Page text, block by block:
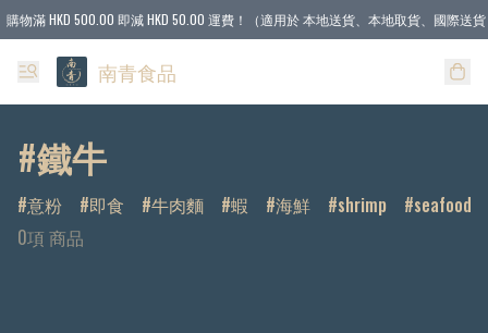
購物滿 HKD 500.00 即減 HKD 50.00 運費！（適用於 本地送貨、本地取貨、國際送
南青食品
#鐵牛
意粉 即食 牛肉麵 蝦 海鮮 shrimp
seafood
0項 商品